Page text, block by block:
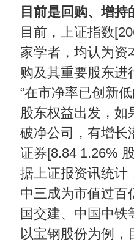
目前是回购、增持
目前，上证指数
家学者，均认为资
购及其重要股东进
“在市净率已创新
股东权益出发，如
破净公司，有增长
证券[8.84 1.26%
据上证报资讯统计
中三成为市值过百
国交建、中国中铁
以宝钢股份为例，